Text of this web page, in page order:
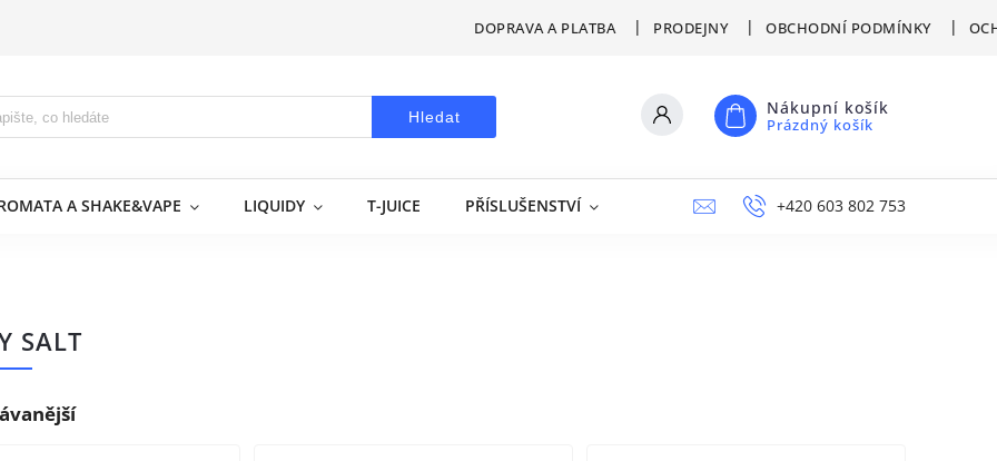
DOPRAVA A PLATBA PRODEJNY OBCHODNÍ PODMÍNKY
Hledat Nákupní košík
Prázdný košík
A SHAKE&VAPE LIQUIDY T-JUICE PŘÍSLUŠENSTVÍ VÝPRODEJ NAPIŠTE NÁM
+420 603 802 753
SALT